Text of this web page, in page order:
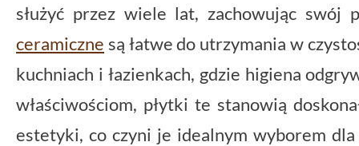
służyć przez wiele lat, zachowując swój
ceramiczne są łatwe do utrzymania w
kuchniach i łazienkach, gdzie higiena
właściwościom, płytki te stanowią
estetyki, co czyni je idealnym wyborem